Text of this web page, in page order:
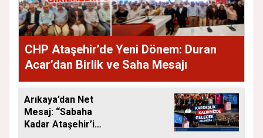
CHP Ataşehir’de Yeni Dönem: Duran
Acar’dan Birlik ve Saha Mesajı
Arıkaya’dan Net
Mesaj: “Sabaha
Kadar Ataşehir’i